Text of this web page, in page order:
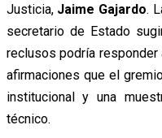
Justicia, Jaime Gajardo.
secretario de Estado
reclusos podría responder
afirmaciones que el
institucional y una
técnico.